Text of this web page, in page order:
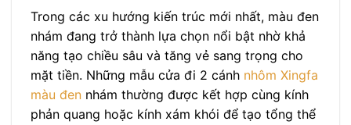
Trong các xu hướng kiến trúc mới nhất, màu đen
nhám đang trở thành lựa chọn nổi bật nhờ khả
năng tạo chiều sâu và tăng vẻ sang trọng cho
mặt tiền. Những mẫu cửa đi 2 cánh nhôm Xingfa
màu đen nhám thường được kết hợp cùng kính
phản quang hoặc kính xám khói để tạo tổng thể